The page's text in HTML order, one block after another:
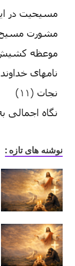
مسیحیت در
مشورت
موعظه
نامهای خداوند
نجات (۱۱)
نگاه اجمالی
نوشنه های تازه :